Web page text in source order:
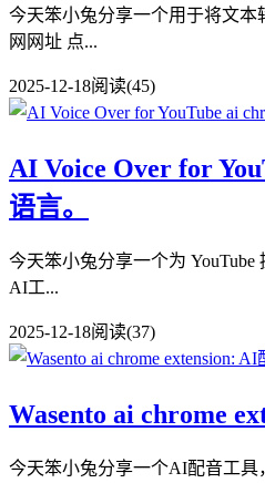
今天笨小兔分享一个用于将文本
网网址 点...
2025-12-18阅读(45)
AI Voice Over for
语言。
今天笨小兔分享一个为
AI工...
2025-12-18阅读(37)
Wasento ai chrome
今天笨小兔分享一个AI配音工具